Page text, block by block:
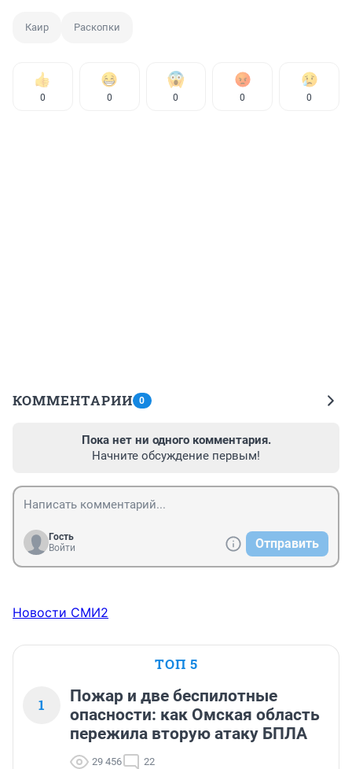
Каир Раскопки
0 0 0 0 0
КОММЕНТАРИИ 0
Пока нет ни одного комментария.
Начните обсуждение первым!
Гость
Войти
Отправить
Новости СМИ2
ТОП 5
1
Пожар и две беспилотные
опасности: как Омская область
пережила вторую атаку БПЛА
29 456 22